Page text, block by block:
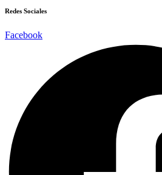
Redes Sociales
Facebook